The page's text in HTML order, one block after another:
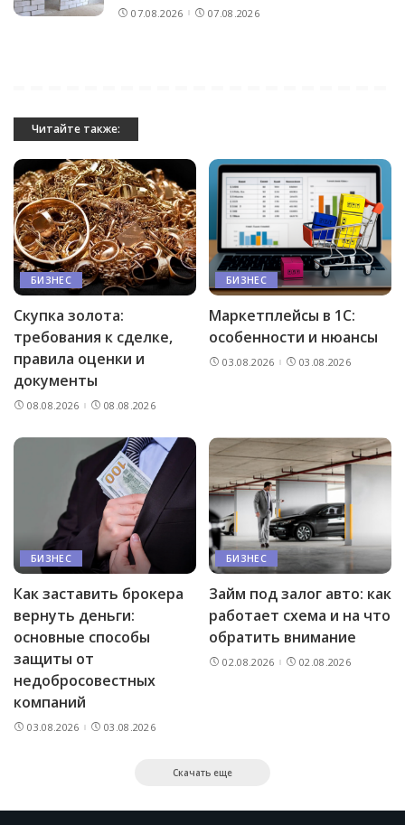
07.08.2026 07.08.2026
Читайте также:
БИЗНЕС
Скупка золота:
требования к сделке,
правила оценки и
документы
08.08.2026 08.08.2026
БИЗНЕС
Маркетплейсы в 1С:
особенности и нюансы
03.08.2026 03.08.2026
БИЗНЕС
Как заставить брокера
вернуть деньги:
основные способы
защиты от
недобросовестных
компаний
03.08.2026 03.08.2026
БИЗНЕС
Займ под залог авто: как
работает схема и на что
обратить внимание
02.08.2026 02.08.2026
Скачать еще